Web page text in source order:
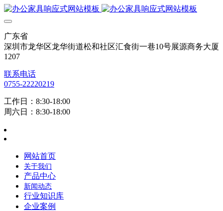
广东省
深圳市龙华区龙华街道松和社区汇食街一巷10号展源商务大厦
1207
联系电话
0755-22220219
工作日：8:30-18:00
周六日：8:30-18:00
网站首页
关于我们
产品中心
新闻动态
行业知识库
企业案例